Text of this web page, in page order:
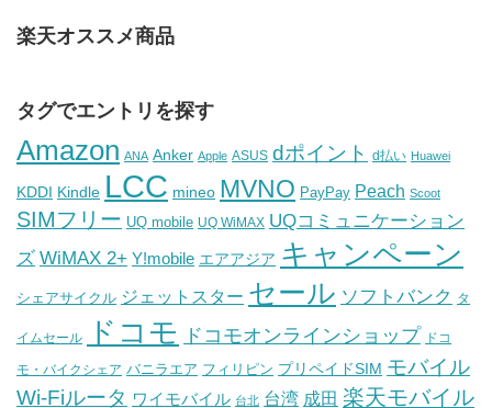
楽天オススメ商品
タグでエントリを探す
Amazon ANA Anker Apple ASUS dポイント d払い Huawei
KDDI Kindle LCC mineo MVNO PayPay Peach Scoot
SIMフリー UQ mobile UQ WiMAX UQコミュニケーション
ズ WiMAX 2+ Y!mobile エアアジア キャンペーン
シェアサイクル ジェットスター セール ソフトバンク タ
イムセール ドコモ ドコモオンラインショップ ドコ
モ・バイクシェア バニラエア フィリピン プリペイドSIM モバイル
Wi-Fiルータ ワイモバイル 台北 台湾 成田 楽天モバイル